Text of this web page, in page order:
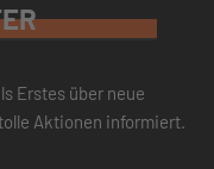
Erstes über neue
Aktionen informiert.